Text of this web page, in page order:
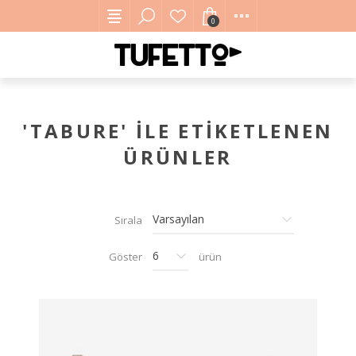
0
'TABURE' ILE ETIKETLENEN
ÜRÜNLER
Sırala
Göster ürün